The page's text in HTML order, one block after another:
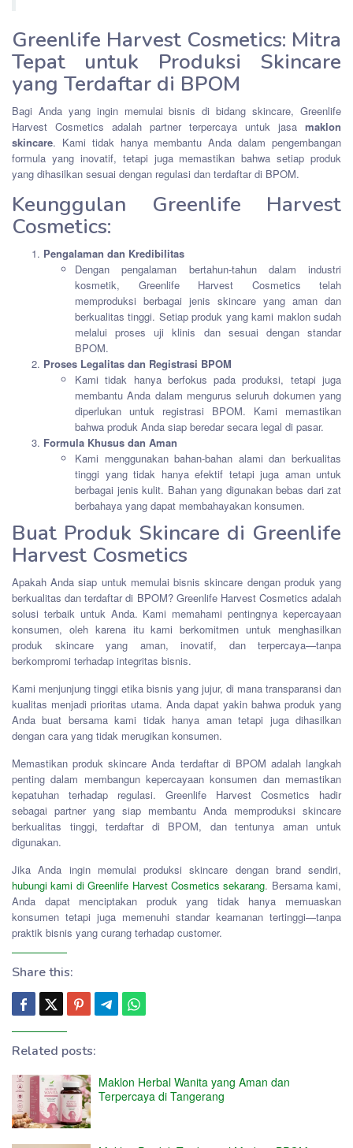
Greenlife Harvest Cosmetics: Mitra
Tepat untuk Produksi Skincare
yang Terdaftar di BPOM
Bagi Anda yang ingin memulai bisnis di bidang skincare, Greenlife
Harvest Cosmetics adalah partner terpercaya untuk jasa maklon
skincare. Kami tidak hanya membantu Anda dalam pengembangan
formula yang inovatif, tetapi juga memastikan bahwa setiap produk
yang dihasilkan sesuai dengan regulasi dan terdaftar di BPOM.
Keunggulan Greenlife Harvest
Cosmetics:
Pengalaman dan Kredibilitas
Dengan pengalaman bertahun-tahun dalam industri
kosmetik, Greenlife Harvest Cosmetics telah
memproduksi berbagai jenis skincare yang aman dan
berkualitas tinggi. Setiap produk yang kami maklon sudah
melalui proses uji klinis dan sesuai dengan standar
BPOM.
Proses Legalitas dan Registrasi BPOM
Kami tidak hanya berfokus pada produksi, tetapi juga
membantu Anda dalam mengurus seluruh dokumen yang
diperlukan untuk registrasi BPOM. Kami memastikan
bahwa produk Anda siap beredar secara legal di pasar.
Formula Khusus dan Aman
Kami menggunakan bahan-bahan alami dan berkualitas
tinggi yang tidak hanya efektif tetapi juga aman untuk
berbagai jenis kulit. Bahan yang digunakan bebas dari zat
berbahaya yang dapat membahayakan konsumen.
Buat Produk Skincare di Greenlife
Harvest Cosmetics
Apakah Anda siap untuk memulai bisnis skincare dengan produk yang
berkualitas dan terdaftar di BPOM? Greenlife Harvest Cosmetics adalah
solusi terbaik untuk Anda. Kami memahami pentingnya kepercayaan
konsumen, oleh karena itu kami berkomitmen untuk menghasilkan
produk skincare yang aman, inovatif, dan terpercaya—tanpa
berkompromi terhadap integritas bisnis.
Kami menjunjung tinggi etika bisnis yang jujur, di mana transparansi dan
kualitas menjadi prioritas utama. Anda dapat yakin bahwa produk yang
Anda buat bersama kami tidak hanya aman tetapi juga dihasilkan
dengan cara yang tidak merugikan konsumen.
Memastikan produk skincare Anda terdaftar di BPOM adalah langkah
penting dalam membangun kepercayaan konsumen dan memastikan
kepatuhan terhadap regulasi. Greenlife Harvest Cosmetics hadir
sebagai partner yang siap membantu Anda memproduksi skincare
berkualitas tinggi, terdaftar di BPOM, dan tentunya aman untuk
digunakan.
Jika Anda ingin memulai produksi skincare dengan brand sendiri,
hubungi kami di Greenlife Harvest Cosmetics sekarang. Bersama kami,
Anda dapat menciptakan produk yang tidak hanya memuaskan
konsumen tetapi juga memenuhi standar keamanan tertinggi—tanpa
praktik bisnis yang curang terhadap customer.
Share this:
Related posts:
Maklon Herbal Wanita yang Aman dan
Terpercaya di Tangerang